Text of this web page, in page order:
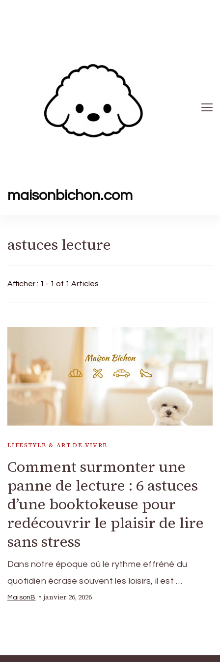
maisonbichon.com
astuces lecture
Afficher : 1 - 1 of 1 Articles
LIFESTYLE & ART DE VIVRE
Comment surmonter une
panne de lecture : 6 astuces
d’une booktokeuse pour
redécouvrir le plaisir de lire
sans stress
Dans notre époque où le rythme effréné du
quotidien écrase souvent les loisirs, il est …
MaisonB janvier 26, 2026